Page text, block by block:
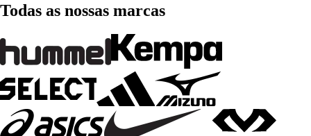
Todas as nossas marcas